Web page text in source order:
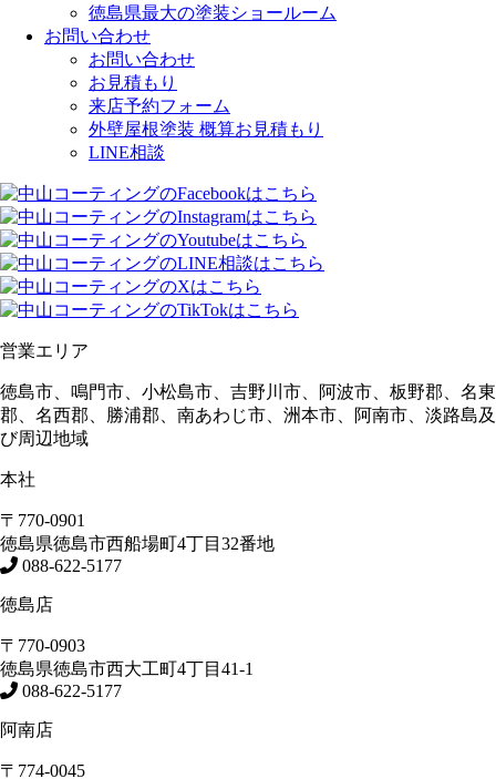
徳島県最大の塗装ショールーム
お問い合わせ
お問い合わせ
お見積もり
来店予約フォーム
外壁屋根塗装 概算お見積もり
LINE相談
営業エリア
徳島市、鳴門市、小松島市、吉野川市、阿波市、板野郡、名東
郡、名西郡、勝浦郡、南あわじ市、洲本市、阿南市、淡路島及
び周辺地域
本社
〒770-0901
徳島県徳島市西船場町4丁目32番地
088-622-5177
徳島店
〒770-0903
徳島県徳島市西大工町4丁目41-1
088-622-5177
阿南店
〒774-0045